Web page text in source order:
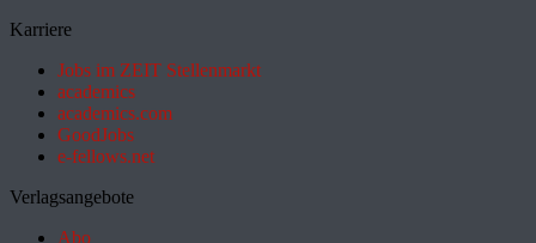
Karriere
Jobs im ZEIT Stellenmarkt
academics
academics.com
GoodJobs
e-fellows.net
Verlagsangebote
Abo